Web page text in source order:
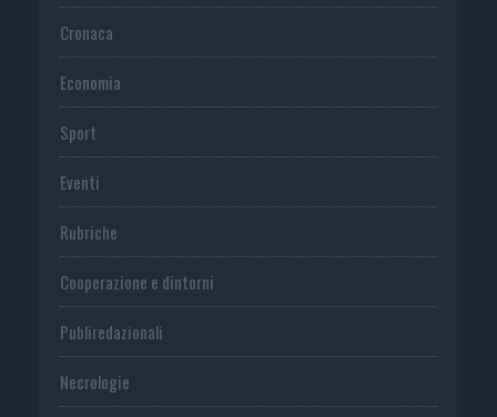
Cronaca
Economia
Sport
Eventi
Rubriche
Cooperazione e dintorni
Publiredazionali
Necrologie